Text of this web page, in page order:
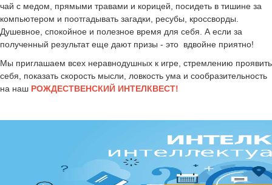
чай с медом, прямыми травами и корицей, посидеть в тишине за
компьютером и поотгадывать загадки, ресубы, кроссворды.
Душевное, спокойное и полезное время для себя. А если за
полученный результат еще дают призы - это вдвойне приятно!
Мы приглашаем всех неравнодушных к игре, стремлению проявить
себя, показать скорость мысли, ловкость ума и сообразительность
на наш РОЖДЕСТВЕНСКИЙ ИНТЕЛКВЕСТ!